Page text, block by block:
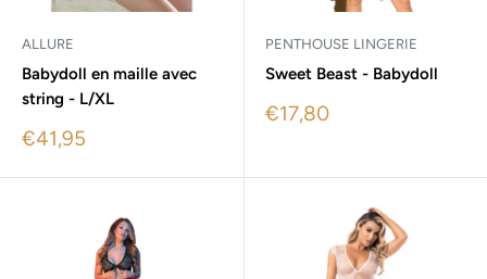
ALLURE
Babydoll en maille avec
string - L/XL
Sale
€41,95
PENTHOUSE LINGERIE
Sweet Beast - Babydoll
Sale
€17,80